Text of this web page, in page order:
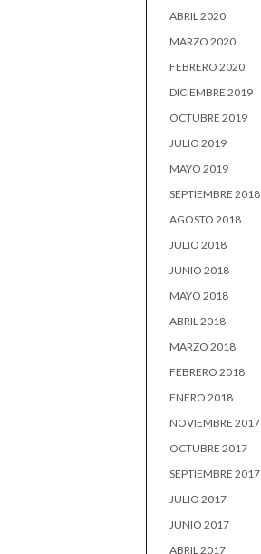
ABRIL 2020
MARZO 2020
FEBRERO 2020
DICIEMBRE 2019
OCTUBRE 2019
JULIO 2019
MAYO 2019
SEPTIEMBRE 2018
AGOSTO 2018
JULIO 2018
JUNIO 2018
MAYO 2018
ABRIL 2018
MARZO 2018
FEBRERO 2018
ENERO 2018
NOVIEMBRE 2017
OCTUBRE 2017
SEPTIEMBRE 2017
JULIO 2017
JUNIO 2017
ABRIL 2017